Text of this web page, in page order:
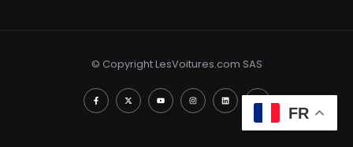
© Copyright LesVoitures.com SAS
FR